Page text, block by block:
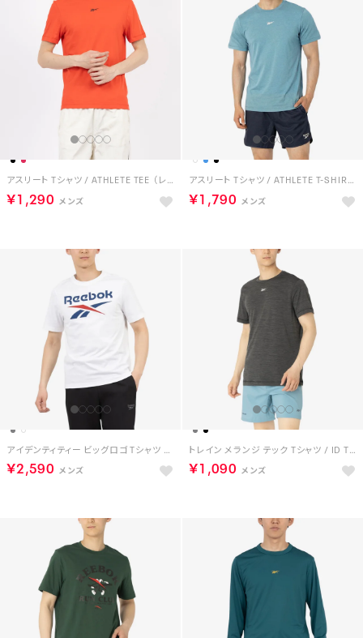
アスリート Tシャツ / ATHLETE TEE （レッド）
￥1,290
アスリート Tシャツ / ATHLETE T-SHIRT （ブルー）
￥1,790
アイデンティティー ビッグロゴ Tシャツ / IDENTITY BIG LOGO TEE （ホワイト）
￥2,590
トレイン メランジ テック Tシャツ / ID TRAIN MELANGE TECH TEE （ブラック）
￥1,090